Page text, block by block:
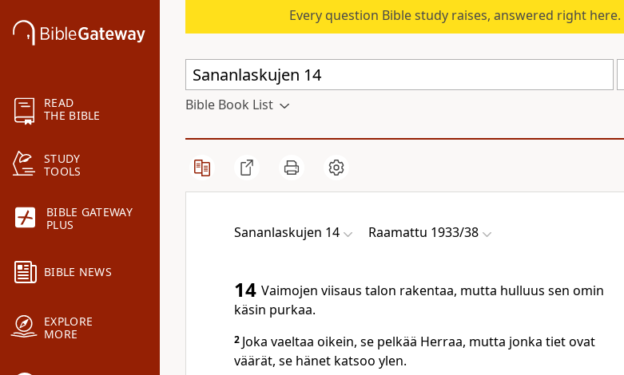
READ
THE BIBLE
STUDY
TOOLS
BIBLE GATEWAY
PLUS
BIBLE NEWS
EXPLORE
MORE
Every question Bible study raises, answered right here.
Bible Book List
Sananlaskujen 14 Raamattu 1933/38
14 Vaimojen viisaus talon rakentaa, mutta hulluus sen omin
käsin purkaa.
2 Joka vaeltaa oikein, se pelkää Herraa, mutta jonka tiet ovat
väärät, se hänet katsoo ylen.